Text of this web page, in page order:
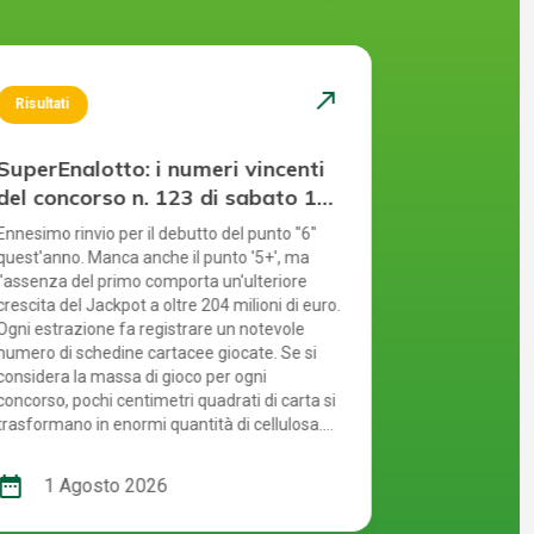
Risultati north_east
i numeri vincenti
concorso n. 123 di sabato 1
2026
rinvio per il debutto del punto "6"
Manca anche il punto '5+', ma
del primo comporta un'ulteriore
del Jackpot a oltre 204 milioni di euro.
estrazione fa registrare un notevole
di schedine cartacee giocate. Se si
la massa di gioco per ogni
pochi centimetri quadrati di carta si
in enormi quantità di cellulosa.
rappresenta la soluzione perfetta: offre un
modo pratico per digitalizzare le giocate e
date_range 1 Agosto 2026